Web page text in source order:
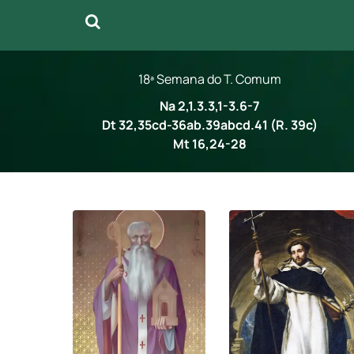
18ª Semana do T. Comum
Na 2,1.3.3,1-3.6-7
Dt 32,35cd-36ab.39abcd.41 (R. 39c)
Mt 16,24-28